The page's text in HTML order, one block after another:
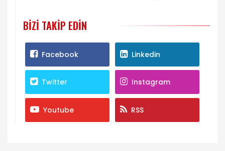
BIZI TAKIP EDIN
Facebook Linkedin
Twitter Instagram
Youtube RSS